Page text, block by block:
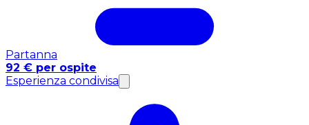
Partanna
92 € per ospite
Esperienza condivisa